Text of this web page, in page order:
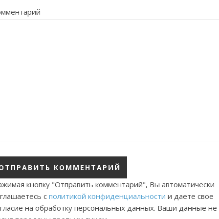
кнопку "Отправить комментарий", Вы автоматически
с политикой конфиденциальности и даете свое
на обработку персональных данных. Ваши данные не